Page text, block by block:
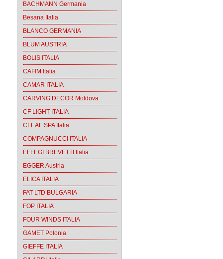
BACHMANN Germania
Besana Italia
BLANCO GERMANIA
BLUM AUSTRIA
BOLIS ITALIA
CAFIM Italia
CAMAR ITALIA
CARVING DECOR Moldova
CF LIGHT ITALIA
CLEAF SPA Italia
COMPAGNUCCI ITALIA
EFFEGI BREVETTI Italia
EGGER Austria
ELICA ITALIA
FAT LTD BULGARIA
FOP ITALIA
FOUR WINDS ITALIA
GAMET Polonia
GIEFFE ITALIA